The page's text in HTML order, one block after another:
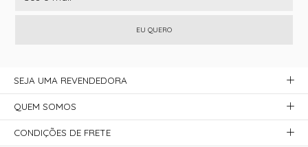
EU QUERO
SEJA UMA REVENDEDORA
QUEM SOMOS
CONDIÇÕES DE FRETE